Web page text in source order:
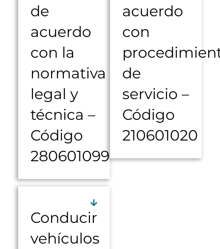
de
acuerdo
con la
normativa
legal y
técnica –
Código
280601099
Conducir
vehículos
acuerdo
con
de
servicio –
Código
210601020